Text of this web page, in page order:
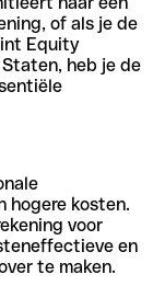
of als je de
Equity
heb je de
hogere kosten.
voor
en
te maken.